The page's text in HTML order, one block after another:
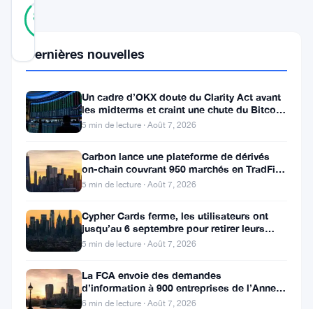
87
ETH)
montre
des
signes
faiblesse
après
échoué
Dernières nouvelles
Un cadre d’OKX doute du Clarity Act avant
les midterms et craint une chute du Bitcoin
à 55 000 $
5 min de lecture · Août 7, 2026
Carbon lance une plateforme de dérivés
on-chain couvrant 950 marchés en TradFi et
crypto
5 min de lecture · Août 7, 2026
Cypher Cards ferme, les utilisateurs ont
jusqu’au 6 septembre pour retirer leurs
fonds
5 min de lecture · Août 7, 2026
La FCA envoie des demandes
d’information à 900 entreprises de l’Annexe
1 contre le blanchiment
6 min de lecture · Août 7, 2026